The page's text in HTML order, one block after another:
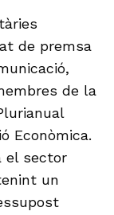
de premsa
de la
Econòmica.
el sector
un